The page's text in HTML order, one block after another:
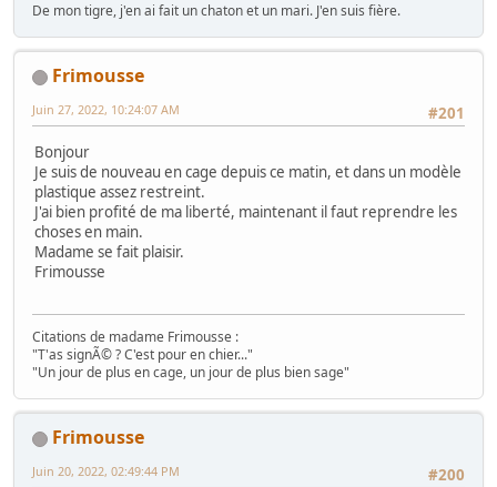
De mon tigre, j'en ai fait un chaton et un mari. J'en suis fière.
Frimousse
#201
Juin 27, 2022, 10:24:07 AM
Bonjour
Je suis de nouveau en cage depuis ce matin, et dans un modèle
plastique assez restreint.
J'ai bien profité de ma liberté, maintenant il faut reprendre les
choses en main.
Madame se fait plaisir.
Frimousse
Citations de madame Frimousse :
"T'as signÃ© ? C'est pour en chier..."
"Un jour de plus en cage, un jour de plus bien sage"
Frimousse
#200
Juin 20, 2022, 02:49:44 PM